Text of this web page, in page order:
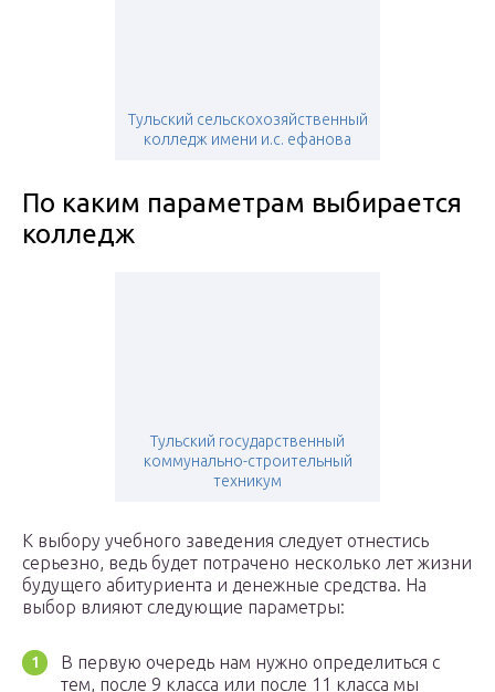
Тульский сельскохозяйственный
колледж имени и.с. ефанова
По каким параметрам выбирается
колледж
Тульский государственный
коммунально-строительный
техникум
К выбору учебного заведения следует отнестись
серьезно, ведь будет потрачено несколько лет жизни
будущего абитуриента и денежные средства. На
выбор влияют следующие параметры:
В первую очередь нам нужно определиться с
тем, после 9 класса или после 11 класса мы